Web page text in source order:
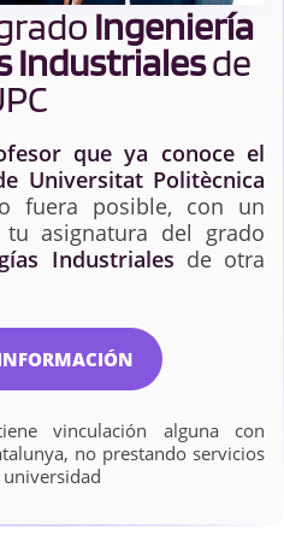
Ingeniería
Industrialesde
que ya conoce el
Universitat Politècnica
fuera posible, con un
asignatura del grado
Industriales de otra
vinculación alguna con
no prestando servicios